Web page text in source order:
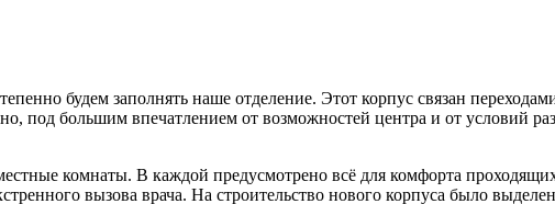
будем заполнять наше отделение. Этот корпус связан
под большим впечатлением от возможностей центра и от условий
комнаты. В каждой предусмотрено всё для комфорта
вызова врача. На строительство нового корпуса было